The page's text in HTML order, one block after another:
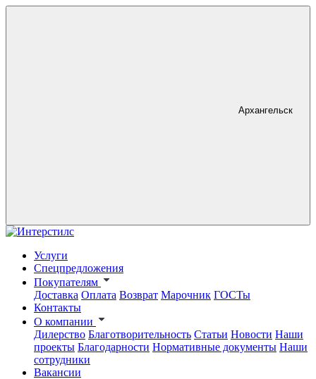
Архангельск
Услуги
Спецпредложения
Покупателям
Доставка Оплата Возврат Марочник ГОСТы
Контакты
О компании
Дилерство Благотворительность Статьи Новости Наши
проекты Благодарности Нормативные документы Наши
сотрудники
Вакансии